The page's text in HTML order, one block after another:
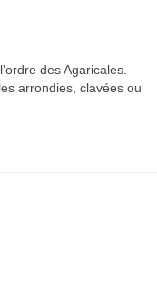
des Agaricales.
arrondies, clavées ou